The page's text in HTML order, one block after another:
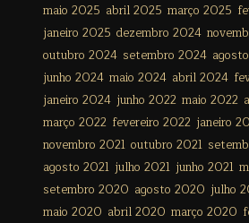
maio 2025 abril 2025 março 2025
janeiro 2025 dezembro 2024
outubro 2024 setembro 2024
junho 2024 maio 2024 abril 2024
janeiro 2024 junho 2022 maio 2022
março 2022 fevereiro 2022 janeiro
novembro 2021 outubro 2021
agosto 2021 julho 2021 junho 2021
setembro 2020 agosto 2020 julho
maio 2020 abril 2020 março 2020